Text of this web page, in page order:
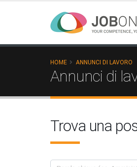
HOME ANNUNCI DI LAVORO
Annunci di
Trova una